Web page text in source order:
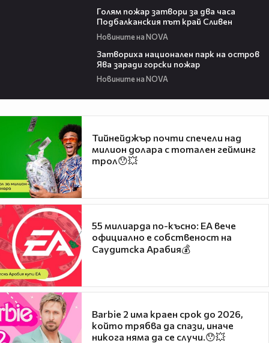
Голям пожар затвори за два часа
Подбалканския път край Сливен
Новините на NOVA
Затвориха национален парк на остров
Ява заради горски пожар
Новините на NOVA
Тийнейджър почти спечели над
милион долара с тотален гейминг
трол😯💥
55 милиарда по-късно: EA вече
официално е собственост на
Саудитска Арабия💰
Barbie 2 има краен срок до 2026,
който трябва да спази, иначе
никога няма да се случи.😯💥